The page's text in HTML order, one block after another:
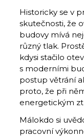
Historicky se v
skutečnosti, že
budovy mívá
různý tlak.
kdysi stačilo
s moderními
postup větrání
proto, že při
energetickým
Málokdo si
pracovní